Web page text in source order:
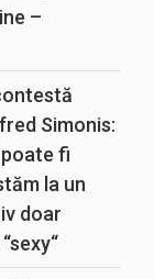
–
Simonis:
fi
la un
doar